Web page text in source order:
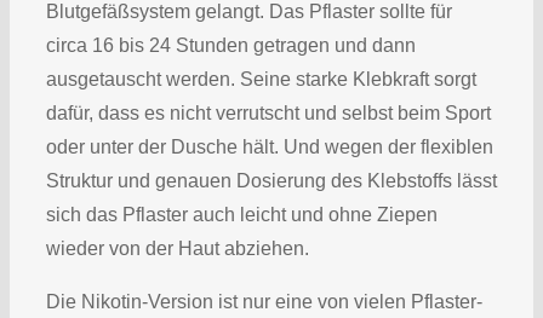
Blutgefäßsystem gelangt. Das Pflaster sollte für
circa 16 bis 24 Stunden getragen und dann
ausgetauscht werden. Seine starke Klebkraft sorgt
dafür, dass es nicht verrutscht und selbst beim Sport
oder unter der Dusche hält. Und wegen der flexiblen
Struktur und genauen Dosierung des Klebstoffs lässt
sich das Pflaster auch leicht und ohne Ziepen
wieder von der Haut abziehen.
Die Nikotin-Version ist nur eine von vielen Pflaster-